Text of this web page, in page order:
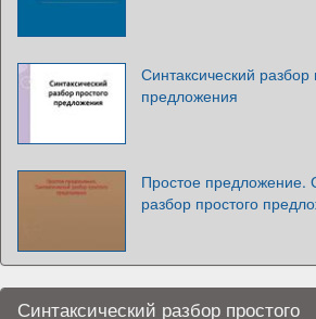
Синтаксический разбор
предложения
Простое предложение.
разбор простого
Синтаксический разбор простого